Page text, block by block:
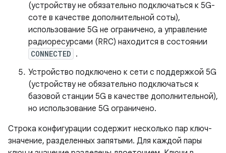
(устройству не обязательно подключаться к 5G-
соте в качестве дополнительной соты),
использование 5G не ограничено, а управление
радиоресурсами (RRC) находится в состоянии
CONNECTED .
Устройство подключено к сети с поддержкой 5G
(устройству не обязательно подключаться к
базовой станции 5G в качестве дополнительной),
но использование 5G ограничено.
Строка конфигурации содержит несколько пар ключ-
значение, разделенных запятыми. Для каждой пары